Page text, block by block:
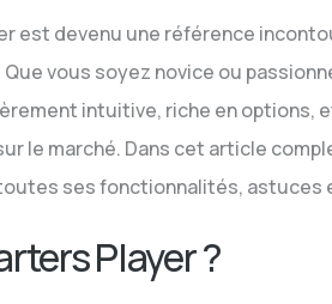
est devenu une référence
vous soyez novice ou
intuitive, riche en options,
le marché. Dans cet article
ses fonctionnalités, astuces
Player ?